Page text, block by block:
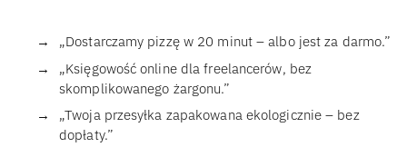
„Dostarczamy pizzę w 20 minut – albo jest za darmo.”
„Księgowość online dla freelancerów, bez
skomplikowanego żargonu.”
„Twoja przesyłka zapakowana ekologicznie – bez
dopłaty.”